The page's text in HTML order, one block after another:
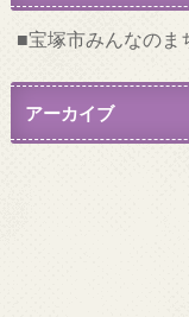
宝塚市みんなのま
アーカイブ